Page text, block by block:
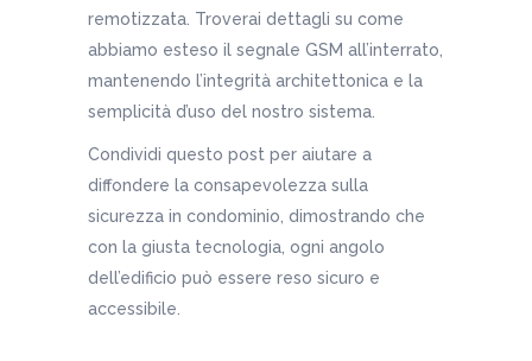
remotizzata. Troverai dettagli su come
abbiamo esteso il segnale GSM all’interrato,
mantenendo l’integrità architettonica e la
semplicità d’uso del nostro sistema.
Condividi questo post per aiutare a
diffondere la consapevolezza sulla
sicurezza in condominio, dimostrando che
con la giusta tecnologia, ogni angolo
dell’edificio può essere reso sicuro e
accessibile.